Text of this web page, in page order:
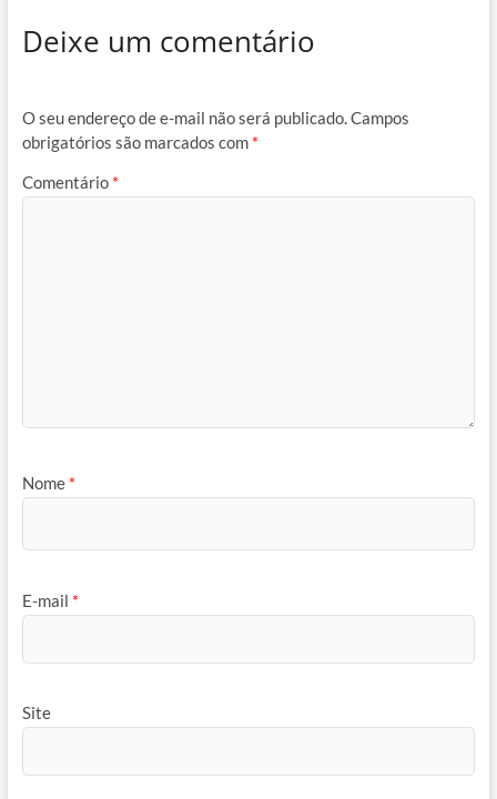
Deixe um comentário
O seu endereço de e-mail não será publicado.Campos
obrigatórios são marcados com *
Comentário *
Nome *
E-mail *
Site